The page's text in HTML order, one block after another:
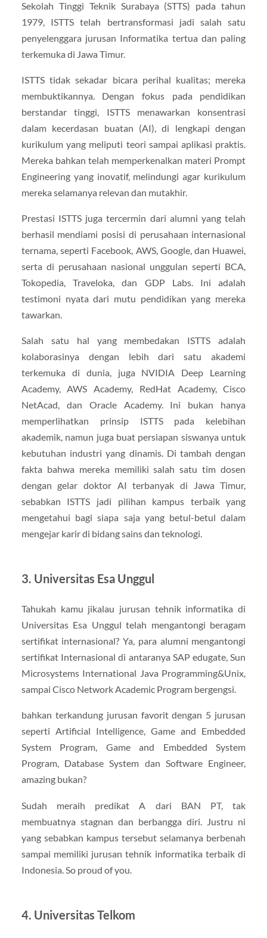
Sekolah Tinggi Teknik Surabaya (STTS) pada tahun
1979, ISTTS telah bertransformasi jadi salah satu
penyelenggara jurusan Informatika tertua dan paling
terkemuka di Jawa Timur.
ISTTS tidak sekadar bicara perihal kualitas; mereka
membuktikannya. Dengan fokus pada pendidikan
berstandar tinggi, ISTTS menawarkan konsentrasi
dalam kecerdasan buatan (AI), di lengkapi dengan
kurikulum yang meliputi teori sampai aplikasi praktis.
Mereka bahkan telah memperkenalkan materi Prompt
Engineering yang inovatif, melindungi agar kurikulum
mereka selamanya relevan dan mutakhir.
Prestasi ISTTS juga tercermin dari alumni yang telah
berhasil mendiami posisi di perusahaan internasional
ternama, seperti Facebook, AWS, Google, dan Huawei,
serta di perusahaan nasional unggulan seperti BCA,
Tokopedia, Traveloka, dan GDP Labs. Ini adalah
testimoni nyata dari mutu pendidikan yang mereka
tawarkan.
Salah satu hal yang membedakan ISTTS adalah
kolaborasinya dengan lebih dari satu akademi
terkemuka di dunia, juga NVIDIA Deep Learning
Academy, AWS Academy, RedHat Academy, Cisco
NetAcad, dan Oracle Academy. Ini bukan hanya
memperlihatkan prinsip ISTTS pada kelebihan
akademik, namun juga buat persiapan siswanya untuk
kebutuhan industri yang dinamis. Di tambah dengan
fakta bahwa mereka memiliki salah satu tim dosen
dengan gelar doktor AI terbanyak di Jawa Timur,
sebabkan ISTTS jadi pilihan kampus terbaik yang
mengetahui bagi siapa saja yang betul-betul dalam
mengejar karir di bidang sains dan teknologi.
3. Universitas Esa Unggul
Tahukah kamu jikalau jurusan tehnik informatika di
Universitas Esa Unggul telah mengantongi beragam
sertifikat internasional? Ya, para alumni mengantongi
sertifikat Internasional di antaranya SAP edugate, Sun
Microsystems International Java Programming&Unix,
sampai Cisco Network Academic Program bergengsi.
bahkan terkandung jurusan favorit dengan 5 jurusan
seperti Artificial Intelligence, Game and Embedded
System Program, Game and Embedded System
Program, Database System dan Software Engineer,
amazing bukan?
Sudah meraih predikat A dari BAN PT, tak
membuatnya stagnan dan berbangga diri. Justru ni
yang sebabkan kampus tersebut selamanya berbenah
sampai memiliki jurusan tehnik informatika terbaik di
Indonesia. So proud of you.
4. Universitas Telkom